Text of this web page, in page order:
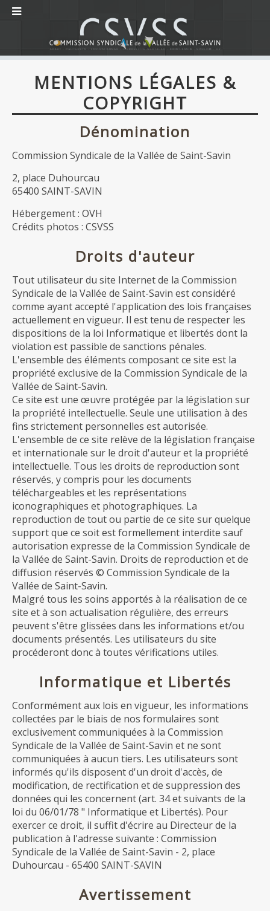
MENTIONS LÉGALES &
COPYRIGHT
Dénomination
Commission Syndicale de la Vallée de Saint-Savin
2, place Duhourcau
65400 SAINT-SAVIN
Hébergement : OVH
Crédits photos : CSVSS
Droits d'auteur
Tout utilisateur du site Internet de la Commission
Syndicale de la Vallée de Saint-Savin est considéré
comme ayant accepté l'application des lois françaises
actuellement en vigueur. Il est tenu de respecter les
dispositions de la loi Informatique et libertés dont la
violation est passible de sanctions pénales.
L'ensemble des éléments composant ce site est la
propriété exclusive de la Commission Syndicale de la
Vallée de Saint-Savin.
Ce site est une œuvre protégée par la législation sur
la propriété intellectuelle. Seule une utilisation à des
fins strictement personnelles est autorisée.
L'ensemble de ce site relève de la législation française
et internationale sur le droit d'auteur et la propriété
intellectuelle. Tous les droits de reproduction sont
réservés, y compris pour les documents
téléchargeables et les représentations
iconographiques et photographiques. La
reproduction de tout ou partie de ce site sur quelque
support que ce soit est formellement interdite sauf
autorisation expresse de la Commission Syndicale de
la Vallée de Saint-Savin. Droits de reproduction et de
diffusion réservés © Commission Syndicale de la
Vallée de Saint-Savin.
Malgré tous les soins apportés à la réalisation de ce
site et à son actualisation régulière, des erreurs
peuvent s'être glissées dans les informations et/ou
documents présentés. Les utilisateurs du site
procéderont donc à toutes vérifications utiles.
Informatique et Libertés
Conformément aux lois en vigueur, les informations
collectées par le biais de nos formulaires sont
exclusivement communiquées à la Commission
Syndicale de la Vallée de Saint-Savin et ne sont
communiquées à aucun tiers. Les utilisateurs sont
informés qu'ils disposent d'un droit d'accès, de
modification, de rectification et de suppression des
données qui les concernent (art. 34 et suivants de la
loi du 06/01/78 " Informatique et Libertés). Pour
exercer ce droit, il suffit d'écrire au Directeur de la
publication à l'adresse suivante : Commission
Syndicale de la Vallée de Saint-Savin - 2, place
Duhourcau - 65400 SAINT-SAVIN
Avertissement